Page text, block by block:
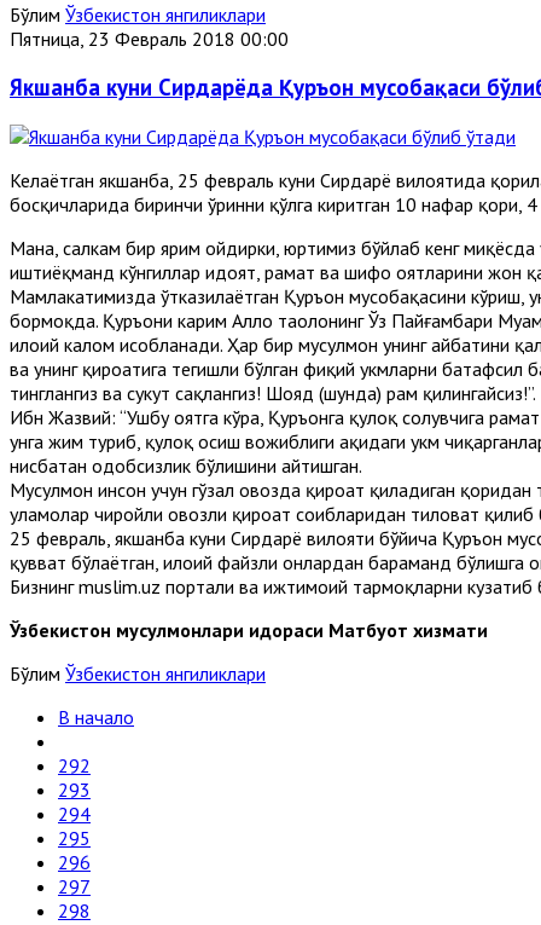
Бўлим Ўзбекистон янгиликлари
Пятница, 23 Февраль 2018 00:00
Якшанба куни Сирдарёда Қуръон мусобақаси
Келаётган якшанба, 25 февраль куни Сирдарё вилоятида
босқичларида биринчи ўринни қўлга киритган 10 нафар қори,
Мана, салкам бир ярим ойдирки, юртимиз бўйлаб кенг миқёсда
иштиёқманд кўнгиллар ҳидоят, раҳмат ва шифо оятларини жон
Мамлакатимизда ўтказилаётган Қуръон мусобақасини
бормоқда. Қуръони карим Аллоҳ таолонинг Ўз Пайғамбари
илоҳий калом ҳисобланади. Ҳар бир мусулмон унинг ҳайбатини
ва унинг қироатига тегишли бўлган фиқҳий ҳукмларни
тинглангиз ва сукут сақлангиз! Шояд (шунда) раҳм қилингайсиз!”.
Ибн Жазвий: “Ушбу оятга кўра, Қуръонга қулоқ солувчига
унга жим туриб, қулоқ осиш вожиблиги ҳақидаги ҳукм
нисбатан одобсизлик бўлишини айтишган.
Мусулмон инсон учун гўзал овозда қироат қиладиган
уламолар чиройли овозли қироат соҳибларидан тиловат
25 февраль, якшанба куни Сирдарё вилояти бўйича Қуръон
қувват бўлаётган, илоҳий файзли онлардан баҳраманд бўлишга
Бизнинг muslim.uz портали ва ижтимоий тармоқларни кузатиб
Ўзбекистон мусулмонлари идораси Матбуот хизмати
Бўлим Ўзбекистон янгиликлари
В начало
292
293
294
295
296
297
298